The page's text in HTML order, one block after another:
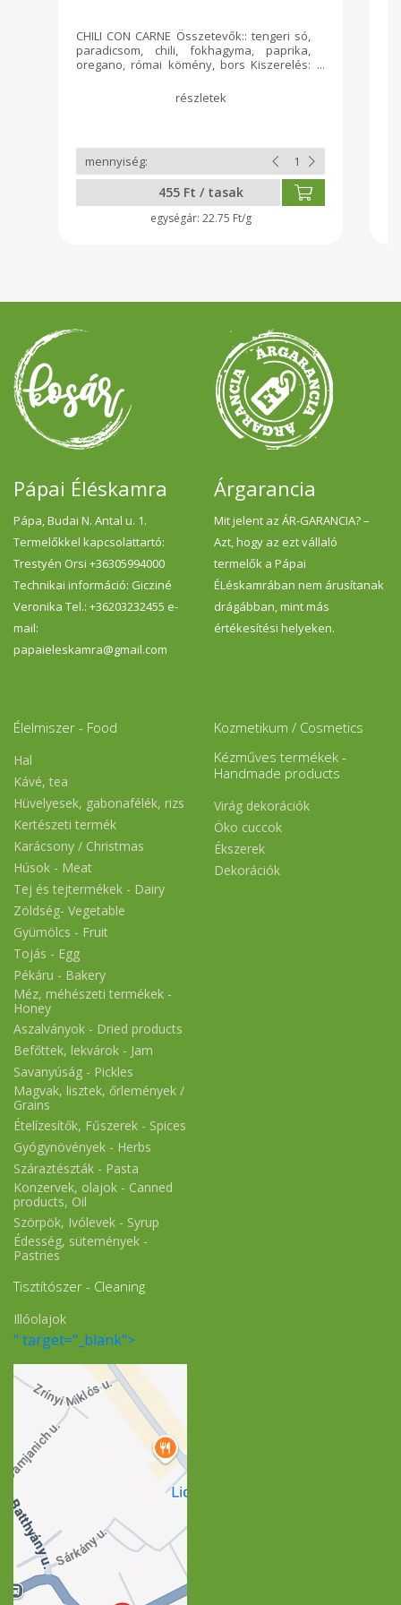
CHILI CON CARNE Összetevők:: tengeri só,
paradicsom, chili, fokhagyma, paprika,
oregano, római kömény, bors Kiszerelés:
Származási hely: Magyarország
Tartósítószert és adalékanyagot nem
készült.
455 Ft / tasak
22.75 Ft/g
Pápai Éléskamra
Pápa, Budai N. Antal u. 1.
Termelőkkel kapcsolattartó:
Trestyén Orsi +36305994000
Technikai információ: Gicziné
Veronika Tel.: +36203232455 e-
mail:
papaieleskamra@gmail.com
Árgarancia
Mit jelent az ÁR-GARANCIA? –
Azt, hogy az ezt vállaló
termelők a Pápai
ÉLéskamrában nem árusítanak
drágábban, mint más
értékesítési helyeken.
Élelmiszer - Food
Hal
Kávé, tea
Hüvelyesek, gabonafélék, rizs
Kertészeti termék
Karácsony / Christmas
Húsok - Meat
Tej és tejtermékek - Dairy
Zöldség- Vegetable
Gyümölcs - Fruit
Tojás - Egg
Pékáru - Bakery
Méz, méhészeti termékek -
Honey
Aszalványok - Dried products
Befőttek, lekvárok - Jam
Savanyúság - Pickles
Magvak, lisztek, őrlemények /
Grains
Ételízesítők, Fűszerek - Spices
Gyógynövények - Herbs
Száraztészták - Pasta
Konzervek, olajok - Canned
products, Oil
Szörpök, Ivólevek - Syrup
Édesség, sütemények -
Pastries
Tisztítószer - Cleaning
Illóolajok
Kozmetikum / Cosmetics
Kézműves termékek -
Handmade products
Virág dekorációk
Öko cuccok
Ékszerek
Dekorációk
" target="_blank">